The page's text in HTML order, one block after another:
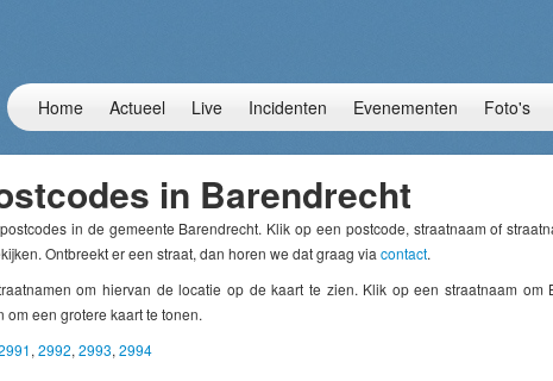
Home Actueel Live Incidenten Evenementen Foto's
in Barendrecht
in de gemeente Barendrecht. Klik op een postcode, straatnaam of
Ontbreekt er een straat, dan horen we dat graag via contact.
om hiervan de locatie op de kaart te zien. Klik op een straatnaam om
een grotere kaart te tonen.
, 2992, 2993, 2994